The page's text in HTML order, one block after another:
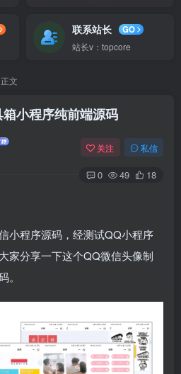
件 Android软件
联系站长
GO
站长v：topcore
正文
小程序纯前端源码
关注 私信
0 49 18
小程序源码，经测试QQ小程序
家分享一下这个QQ微信头像制